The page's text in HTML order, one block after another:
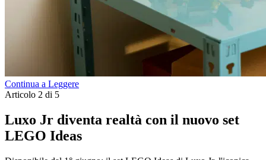
Continua a Leggere
Articolo 2 di 5
Luxo Jr diventa realtà con il nuovo set
LEGO Ideas